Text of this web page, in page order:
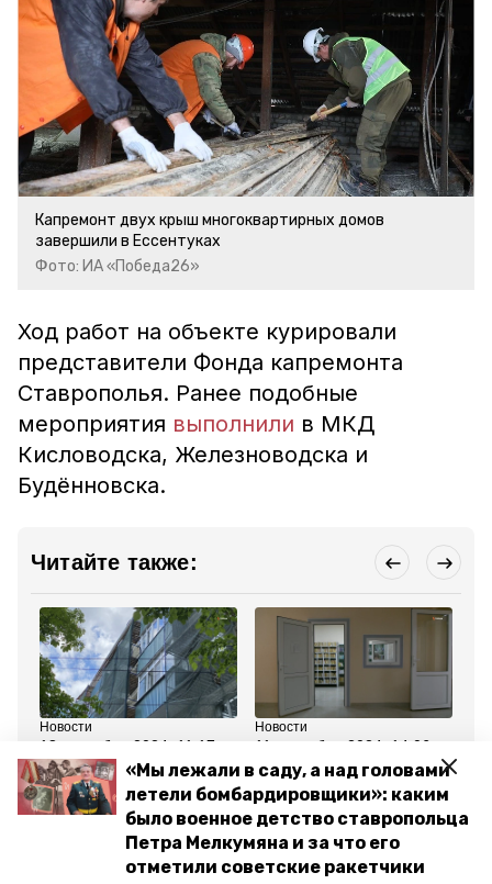
«Мы лежали в саду, а над головами
летели бомбардировщики»: каким
было военное детство ставропольца
Петра Мелкумяна и за что его
отметили советские ракетчики
Капремонт двух крыш многоквартирных домов
завершили в Ессентуках
Фото: ИА «Победа26»
Ход работ на объекте курировали
представители Фонда капремонта
Ставрополья. Ранее подобные
мероприятия выполнили в МКД
Кисловодска, Железноводска и
Будённовска.
Читайте также:
Новости
18 сентября 2024, 11:17
Капремонт 155 МКД
прошёл на Ставрополье
Новости
11 сентября 2024, 14:06
Капремонт амбулатории
завершили в селе
Русском
Все новости